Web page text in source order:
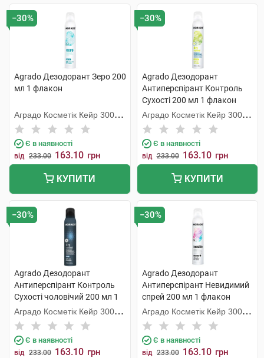
−30%
Agrado Дезодорант Зеро 200
мл 1 флакон
Аградо Косметік Кейр 3000
С.Л.У.
Є в наявності
від 233.00 163.10 грн
КУПИТИ
−30%
Agrado Дезодорант
Антиперспірант Контроль
Сухості 200 мл 1 флакон
Аградо Косметік Кейр 3000
С.Л.У.
Є в наявності
від 233.00 163.10 грн
КУПИТИ
−30%
Agrado Дезодорант
Антиперспірант Контроль
Сухості чоловічий 200 мл 1
флакон
Аградо Косметік Кейр 3000
С.Л.У.
Є в наявності
від 233.00 163.10 грн
−30%
Agrado Дезодорант
Антиперспірант Невидимий
спрей 200 мл 1 флакон
Аградо Косметік Кейр 3000
С.Л.У.
Є в наявності
від 233.00 163.10 грн